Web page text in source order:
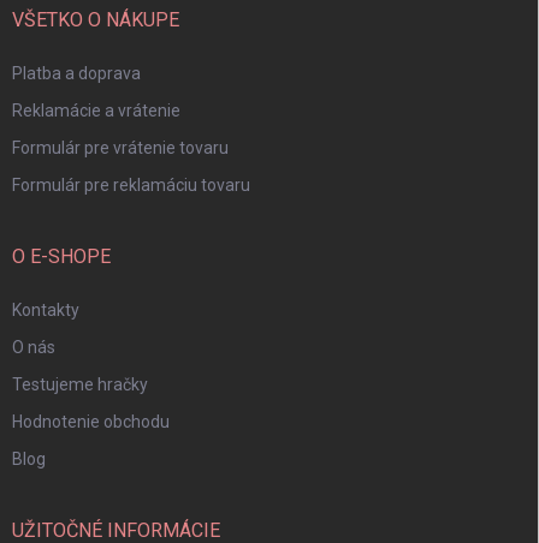
VŠETKO O NÁKUPE
Platba a doprava
Reklamácie a vrátenie
Formulár pre vrátenie tovaru
Formulár pre reklamáciu tovaru
O E-SHOPE
Kontakty
O nás
Testujeme hračky
Hodnotenie obchodu
Blog
UŽITOČNÉ INFORMÁCIE